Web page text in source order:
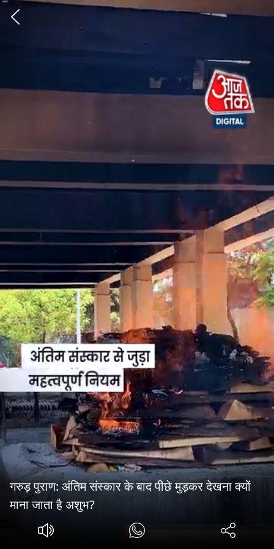
गरुड़ पुराण: अंतिम संस्कार के बाद पीछे मुड़कर देखना क्यों
माना जाता है अशुभ?